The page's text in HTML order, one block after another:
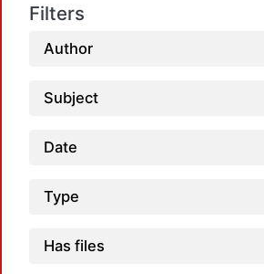
Filters
Author
Subject
Date
Type
Has files